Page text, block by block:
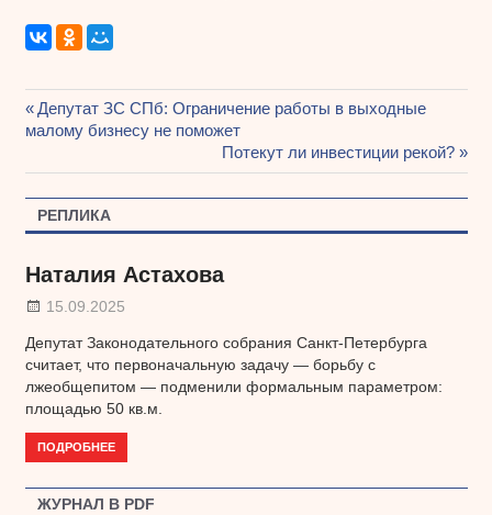
Навигация
по
записям
Предыдущая
запись:
Депутат ЗС СПб: Ограничение работы в выходные
малому бизнесу не поможет
Следующая
запись:
Потекут ли инвестиции рекой?
РЕПЛИКА
Наталия Астахова
15.09.2025
Депутат Законодательного собрания Санкт-Петербурга
считает, что первоначальную задачу — борьбу с
лжеобщепитом — подменили формальным параметром:
площадью 50 кв.м.
ПОДРОБНЕЕ
ЖУРНАЛ В PDF